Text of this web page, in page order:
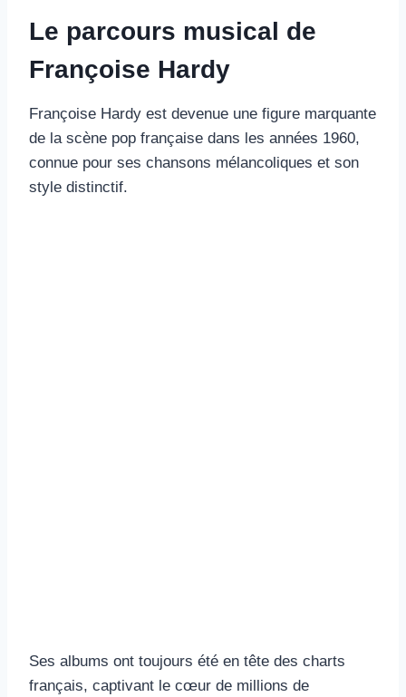
Le parcours musical de
Françoise Hardy
Françoise Hardy est devenue une figure marquante
de la scène pop française dans les années 1960,
connue pour ses chansons mélancoliques et son
style distinctif.
Ses albums ont toujours été en tête des charts
français, captivant le cœur de millions de